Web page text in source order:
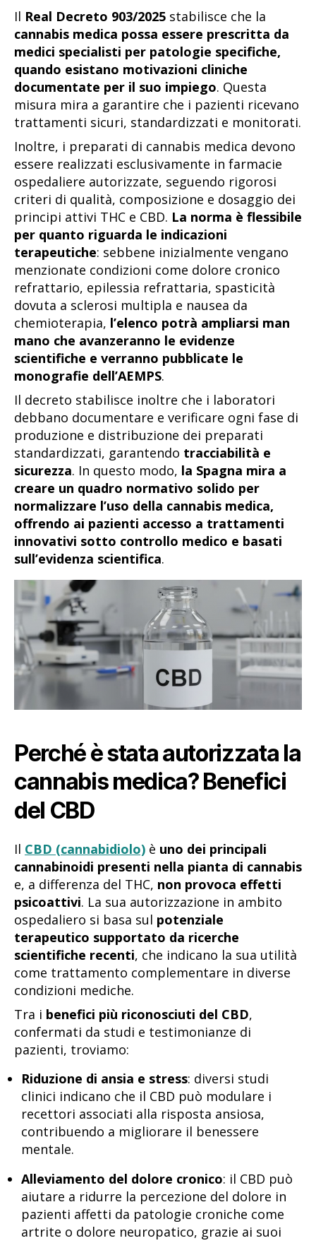
Il Real Decreto 903/2025 stabilisce che la
cannabis medica possa essere prescritta da
medici specialisti per patologie specifiche,
quando esistano motivazioni cliniche
documentate per il suo impiego. Questa
misura mira a garantire che i pazienti ricevano
trattamenti sicuri, standardizzati e monitorati.
Inoltre, i preparati di cannabis medica devono
essere realizzati esclusivamente in farmacie
ospedaliere autorizzate, seguendo rigorosi
criteri di qualità, composizione e dosaggio dei
principi attivi THC e CBD. La norma è flessibile
per quanto riguarda le indicazioni
terapeutiche: sebbene inizialmente vengano
menzionate condizioni come dolore cronico
refrattario, epilessia refrattaria, spasticità
dovuta a sclerosi multipla e nausea da
chemioterapia, l’elenco potrà ampliarsi man
mano che avanzeranno le evidenze
scientifiche e verranno pubblicate le
monografie dell’AEMPS.
Il decreto stabilisce inoltre che i laboratori
debbano documentare e verificare ogni fase di
produzione e distribuzione dei preparati
standardizzati, garantendo tracciabilità e
sicurezza. In questo modo, la Spagna mira a
creare un quadro normativo solido per
normalizzare l’uso della cannabis medica,
offrendo ai pazienti accesso a trattamenti
innovativi sotto controllo medico e basati
sull’evidenza scientifica.
Perché è stata autorizzata la
cannabis medica? Benefici
del CBD
Il CBD (cannabidiolo) è uno dei principali
cannabinoidi presenti nella pianta di cannabis
e, a differenza del THC, non provoca effetti
psicoattivi. La sua autorizzazione in ambito
ospedaliero si basa sul potenziale
terapeutico supportato da ricerche
scientifiche recenti, che indicano la sua utilità
come trattamento complementare in diverse
condizioni mediche.
Tra i benefici più riconosciuti del CBD,
confermati da studi e testimonianze di
pazienti, troviamo:
Riduzione di ansia e stress: diversi studi
clinici indicano che il CBD può modulare i
recettori associati alla risposta ansiosa,
contribuendo a migliorare il benessere
mentale.
Alleviamento del dolore cronico: il CBD può
aiutare a ridurre la percezione del dolore in
pazienti affetti da patologie croniche come
artrite o dolore neuropatico, grazie ai suoi